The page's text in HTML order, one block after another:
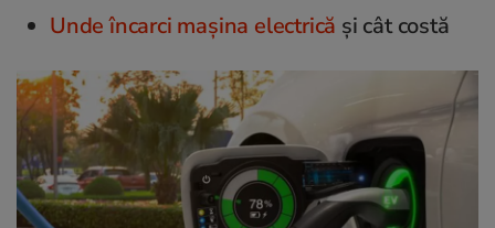
Unde încarci mașina electrică și cât costă